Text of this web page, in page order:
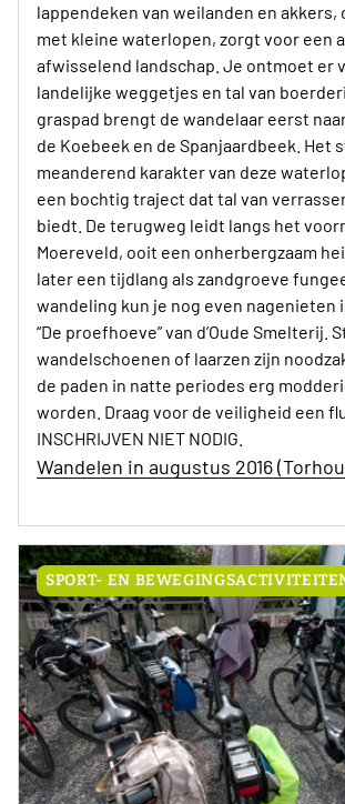
lappendeken van weilanden en akkers,
met kleine waterlopen, zorgt voor een
afwisselend landschap. Je ontmoet er
landelijke weggetjes en tal van
graspad brengt de wandelaar eerst
de Koebeek en de Spanjaardbeek. Het
meanderend karakter van deze
een bochtig traject dat tal van
biedt. De terugweg leidt langs het
Moereveld, ooit een onherbergzaam
later een tijdlang als zandgroeve
wandeling kun je nog even nagenieten
“De proefhoeve” van d’Oude Smelterij.
wandelschoenen of laarzen zijn
de paden in natte periodes erg
worden. Draag voor de veiligheid een
INSCHRIJVEN NIET NODIG.
Wandelen in augustus 2016
SPORT- EN